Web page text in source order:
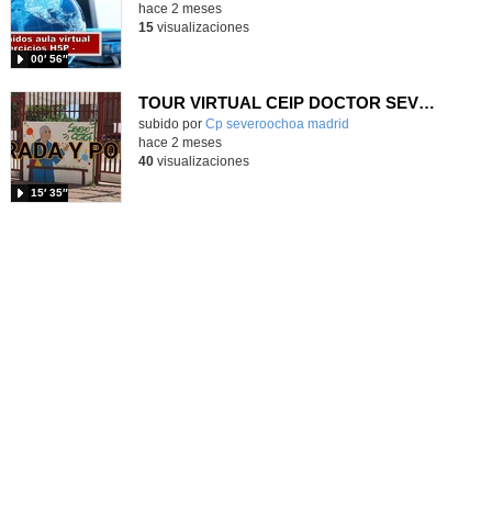
00′ 56″
hace 2 meses
15visualizaciones
TOUR VIRTUAL CEIP DOCTOR SEVERO OCHOA 50 ANIVERSARIO
subido por Cp severoochoa madrid
15′ 35″
hace 2 meses
40visualizaciones